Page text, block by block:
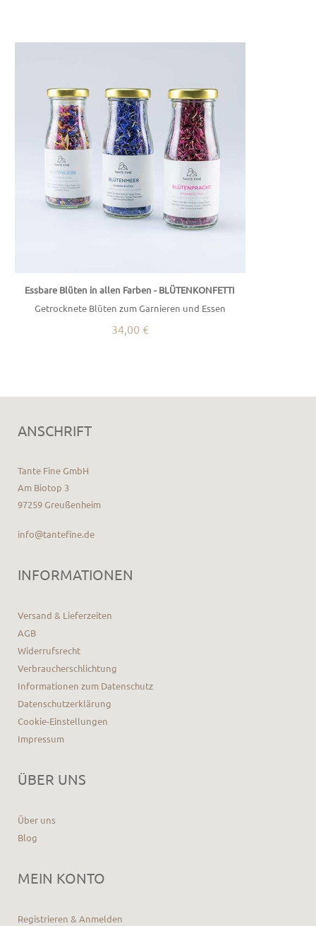
Essbare Blüten in allen Farben - BLÜTENKONFETTI
Getrocknete Blüten zum Garnieren und Essen
34,00 €
ANSCHRIFT
Tante Fine GmbH
Am Biotop 3
97259 Greußenheim
info@tantefine.de
INFORMATIONEN
Versand & Lieferzeiten
AGB
Widerrufsrecht
Verbraucherschlichtung
Informationen zum Datenschutz
Datenschutzerklärung
Cookie-Einstellungen
Impressum
ÜBER UNS
Über uns
Blog
MEIN KONTO
Registrieren & Anmelden